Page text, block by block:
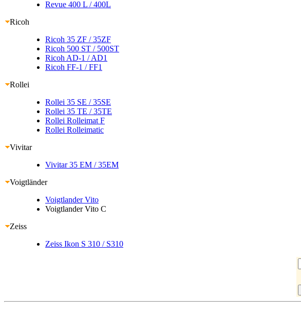
Revue 400 L / 400L
Ricoh
Ricoh 35 ZF / 35ZF
Ricoh 500 ST / 500ST
Ricoh AD-1 / AD1
Ricoh FF-1 / FF1
Rollei
Rollei 35 SE / 35SE
Rollei 35 TE / 35TE
Rollei Rolleimat F
Rollei Rolleimatic
Vivitar
Vivitar 35 EM / 35EM
Voigtländer
Voigtlander Vito
Voigtlander Vito C
Zeiss
Zeiss Ikon S 310 / S310